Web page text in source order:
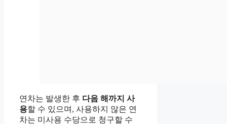
연차는 발생한 후 다음 해까지 사
용할 수 있으며, 사용하지 않은 연
차는 미사용 수당으로 청구할 수